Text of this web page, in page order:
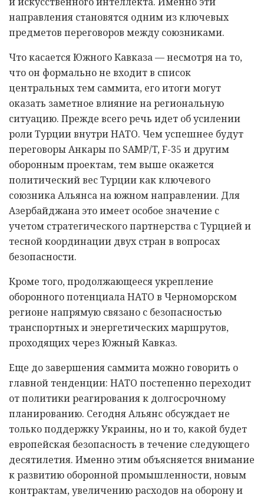
направления становятся одним из ключевых
предметов переговоров между союзниками.
Что касается Южного Кавказа — несмотря на то,
что он формально не входит в список
центральных тем саммита, его итоги могут
оказать заметное влияние на региональную
ситуацию. Прежде всего речь идет об усилении
роли Турции внутри НАТО. Чем успешнее будут
переговоры Анкары по SAMP/T, F-35 и другим
оборонным проектам, тем выше окажется
политический вес Турции как ключевого
союзника Альянса на южном направлении. Для
Азербайджана это имеет особое значение с
учетом стратегического партнерства с Турцией и
тесной координации двух стран в вопросах
безопасности.
Кроме того, продолжающееся укрепление
оборонного потенциала НАТО в Черноморском
регионе напрямую связано с безопасностью
транспортных и энергетических маршрутов,
проходящих через Южный Кавказ.
Еще до завершения саммита можно говорить о
главной тенденции: НАТО постепенно переходит
от политики реагирования к долгосрочному
планированию. Сегодня Альянс обсуждает не
только поддержку Украины, но и то, какой будет
европейская безопасность в течение следующего
десятилетия. Именно этим объясняется внимание
к развитию оборонной промышленности, новым
контрактам, увеличению расходов на оборону и